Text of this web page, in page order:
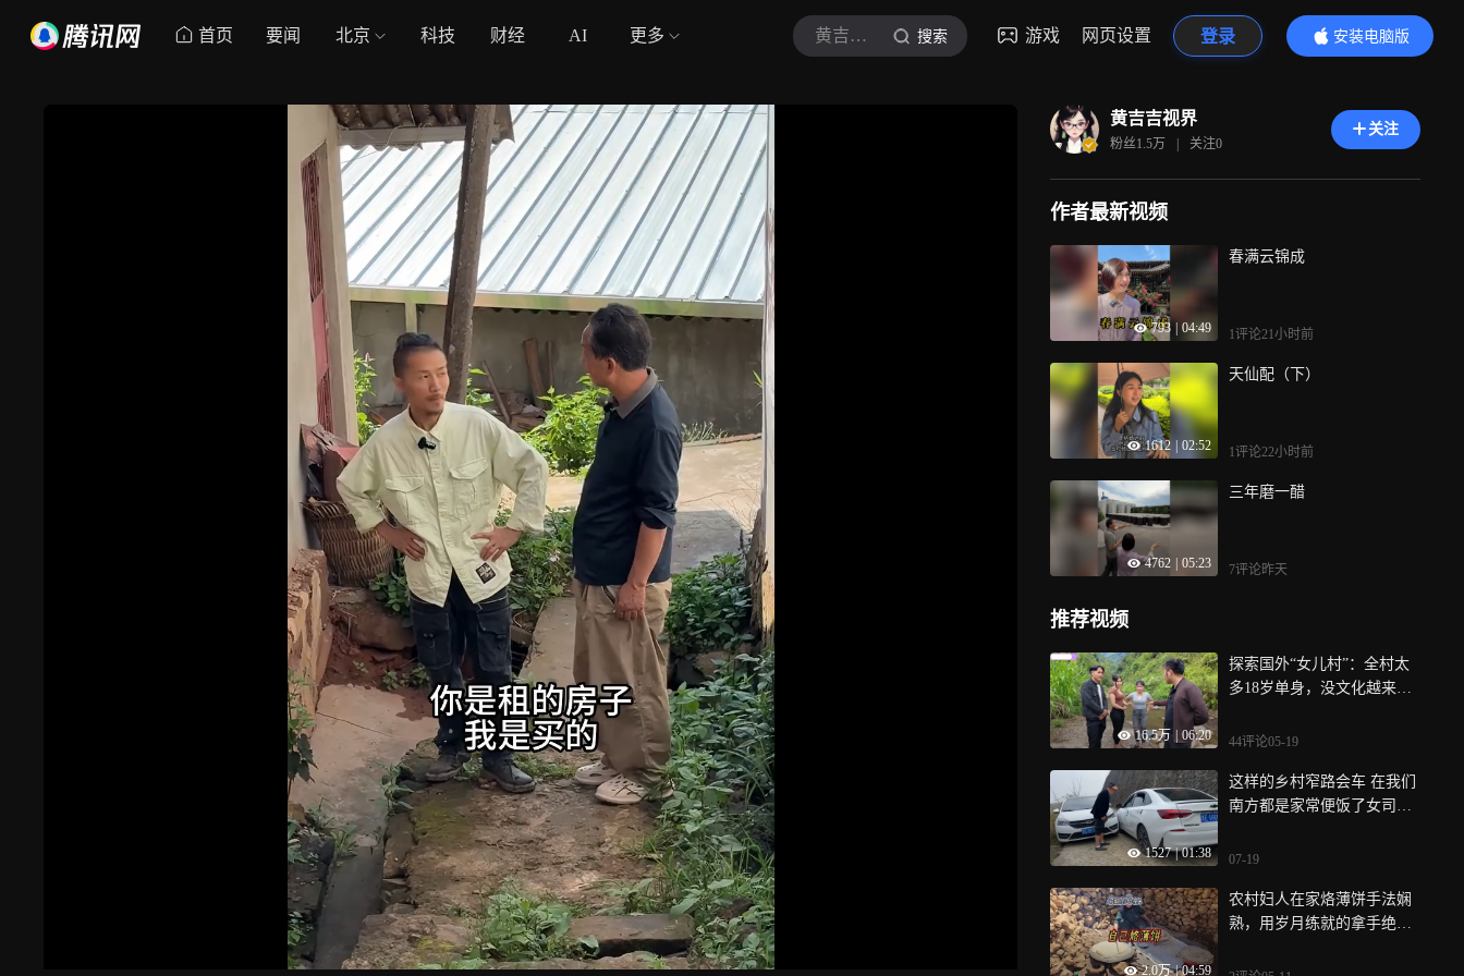
首页 要闻 北京 科技 财经 AI 更多 黄吉吉视界 搜索 游戏 网页设置 登录
安装电脑版
内容更精彩
黄吉吉视界
粉丝1.5万 | 关注0
关注
作者最新视频
793 04:49
春满云锦成
1评论21小时前
1612 02:52
天仙配（下）
1评论22小时前
4762 05:23
三年磨一醋
7评论昨天
推荐视频
16.5万 06:20
探索国外“女儿村”：全村太
多18岁单身，没文化越来越
44评论05-19
1527 | 01:38
这样的乡村窄路会车 在我们
南方都是家常便饭了女司机
07-19
2.0万 | 04:59
农村妇人在家烙薄饼手法娴
熟，用岁月练就的拿手绝